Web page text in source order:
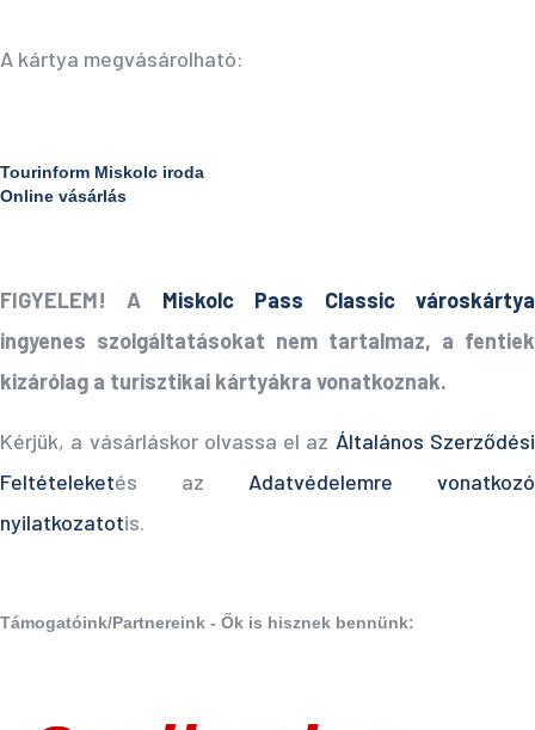
A kártya megvásárolható:
Tourinform Miskolc iroda
Online vásárlás
FIGYELEM! A Miskolc Pass Classic városkártya
ingyenes szolgáltatásokat nem tartalmaz, a fentiek
kizárólag a turisztikai kártyákra vonatkoznak.
Kérjük, a vásárláskor olvassa el az Általános Szerződési
Feltételeketés az Adatvédelemre vonatkozó
nyilatkozatotis.
Támogatóink/Partnereink - Ők is hisznek bennünk: